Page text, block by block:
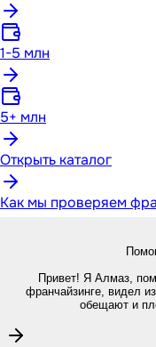
1-5 млн
5+ млн
Открыть каталог
Как мы проверяем
Привет! Я Алмаз,
франчайзинге, видел
обещают и